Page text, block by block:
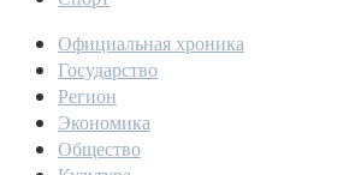
Официальная хроника
Государство
Регион
Экономика
Общество